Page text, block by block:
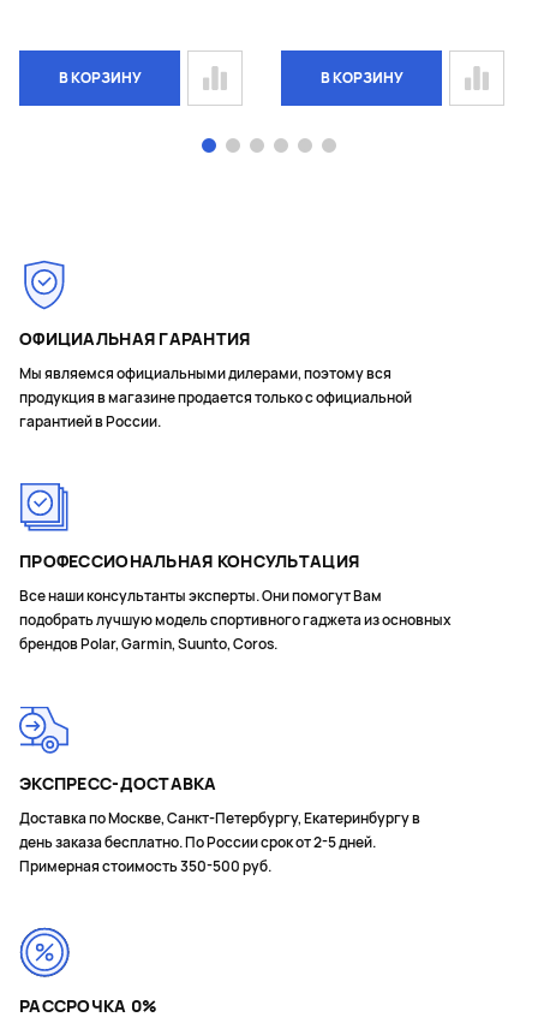
В КОРЗИНУ В КОРЗИНУ
ОФИЦИАЛЬНАЯ ГАРАНТИЯ
Мы являемся официальными дилерами, поэтому вся
продукция в магазине продается только с официальной
гарантией в России.
ПРОФЕССИОНАЛЬНАЯ КОНСУЛЬТАЦИЯ
Все наши консультанты эксперты. Они помогут Вам
подобрать лучшую модель спортивного гаджета из основных
брендов Polar, Garmin, Suunto, Coros.
ЭКСПРЕСС-ДОСТАВКА
Доставка по Москве, Санкт-Петербургу, Екатеринбургу в
день заказа бесплатно. По России срок от 2-5 дней.
Примерная стоимость 350-500 руб.
РАССРОЧКА 0%